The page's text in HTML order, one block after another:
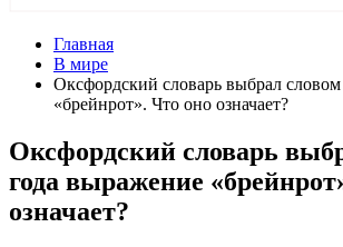
Главная
В мире
Оксфордский словарь выбрал
«брейнрот». Что оно означает?
Оксфордский словарь
года выражение
означает?